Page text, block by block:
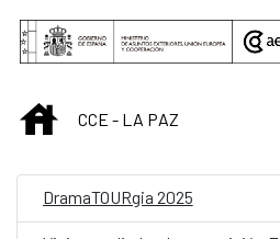
Saltar al contenido principal
INICIOCCE - LA PAZ
DramaTOURgia 2025